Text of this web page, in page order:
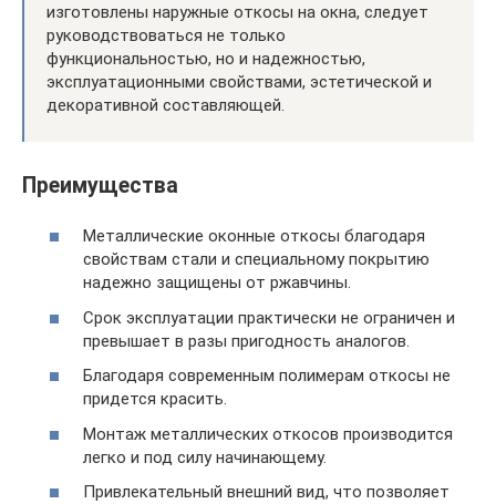
изготовлены наружные откосы на окна, следует
руководствоваться не только
функциональностью, но и надежностью,
эксплуатационными свойствами, эстетической и
декоративной составляющей.
Преимущества
Металлические оконные откосы благодаря
свойствам стали и специальному покрытию
надежно защищены от ржавчины.
Срок эксплуатации практически не ограничен и
превышает в разы пригодность аналогов.
Благодаря современным полимерам откосы не
придется красить.
Монтаж металлических откосов производится
легко и под силу начинающему.
Привлекательный внешний вид, что позволяет